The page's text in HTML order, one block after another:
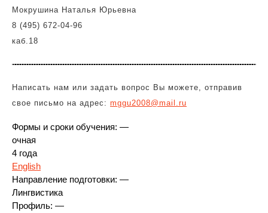
Мокрушина Наталья Юрьевна
8 (495) 672-04-96
каб.18
Написать нам или задать вопрос Вы можете, отправив
свое письмо на адрес: mggu2008@mail.ru
Формы и сроки обучения: —
очная
4 года
English
Направление подготовки: —
Лингвистика
Профиль: —